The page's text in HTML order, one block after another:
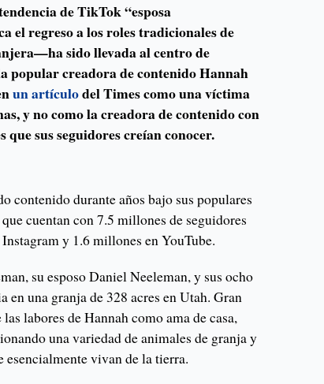
de TikTok “esposa
regreso a los roles tradicionales de
sido llevada al centro de
popular creadora de contenido Hannah
un artículodel Times como una víctima
y no como la creadora de contenido con
sus seguidores creían conocer.
contenido durante años bajo sus populares
cuentan con 7.5 millones de seguidores
y 1.6 millones en YouTube.
su esposo Daniel Neeleman, y sus ocho
una granja de 328 acres en Utah. Gran
labores de Hannah como ama de casa,
una variedad de animales de granja y
esencialmente vivan de la tierra.